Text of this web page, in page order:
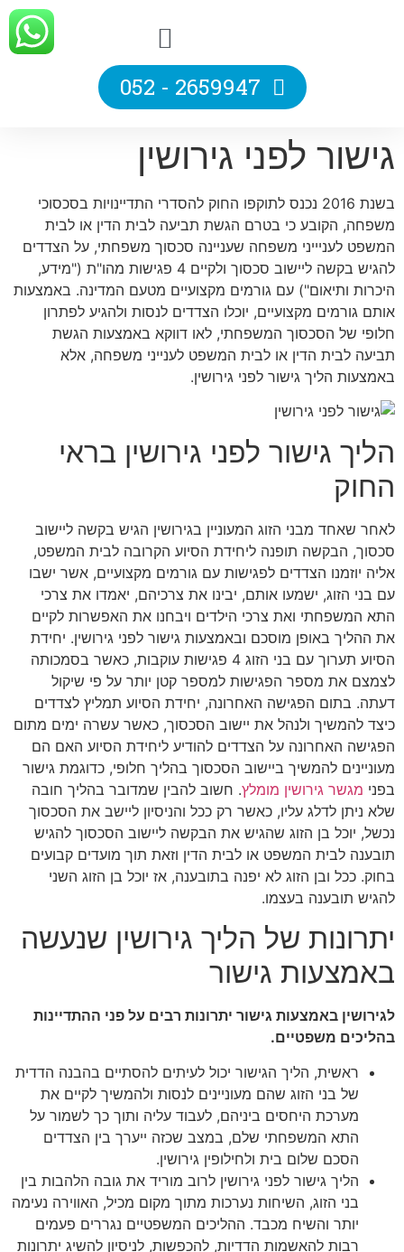
2659947 - 052
גישור לפני גירושין
בשנת 2016 נכנס לתוקפו החוק להסדרי התדיינויות בסכסוכי
משפחה, הקובע כי בטרם הגשת תביעה לבית הדין או לבית
המשפט לעניייני משפחה שעניינה סכסוך משפחתי, על הצדדים
להגיש בקשה ליישוב סכסוך ולקיים 4 פגישות מהו"ת ("מידע,
היכרות ותיאום") עם גורמים מקצועיים מטעם המדינה. באמצעות
אותם גורמים מקצועיים, יוכלו הצדדים לנסות ולהגיע לפתרון
חלופי של הסכסוך המשפחתי, לאו דווקא באמצעות הגשת
תביעה לבית הדין או לבית המשפט לענייני משפחה, אלא
באמצעות הליך גישור לפני גירושין.
הליך גישור לפני גירושין בראי
החוק
לאחר שאחד מבני הזוג המעוניין בגירושין הגיש בקשה ליישוב
סכסוך, הבקשה תופנה ליחידת הסיוע הקרובה לבית המשפט,
אליה יוזמנו הצדדים לפגישות עם גורמים מקצועיים, אשר ישבו
עם בני הזוג, ישמעו אותם, יבינו את צרכיהם, יאמדו את צרכי
התא המשפחתי ואת צרכי הילדים ויבחנו את האפשרות לקיים
את ההליך באופן מוסכם ובאמצעות גישור לפני גירושין. יחידת
הסיוע תערוך עם בני הזוג 4 פגישות עוקבות, כאשר בסמכותה
לצמצם את מספר הפגישות למספר קטן יותר על פי שיקול
דעתה. בתום הפגישה האחרונה, יחידת הסיוע תמליץ לצדדים
כיצד להמשיך ולנהל את יישוב הסכסוך, כאשר עשרה ימים מתום
הפגישה האחרונה על הצדדים להודיע ליחידת הסיוע האם הם
מעוניינים להמשיך ביישוב הסכסוך בהליך חלופי, כדוגמת גישור
בפני מגשר גירושין מומלץ. חשוב להבין שמדובר בהליך חובה
שלא ניתן לדלג עליו, כאשר רק ככל והניסיון ליישב את הסכסוך
נכשל, יוכל בן הזוג שהגיש את הבקשה ליישוב הסכסוך להגיש
תובענה לבית המשפט או לבית הדין וזאת תוך מועדים קבועים
בחוק. ככל ובן הזוג לא יפנה בתובענה, אז יוכל בן הזוג השני
להגיש תובענה בעצמו.
יתרונות של הליך גירושין שנעשה
באמצעות גישור
לגירושין באמצעות גישור יתרונות רבים על פני ההתדיינות
בהליכים משפטיים.
ראשית, הליך הגישור יכול לעיתים להסתיים בהבנה הדדית
של בני הזוג שהם מעוניינים לנסות ולהמשיך לקיים את
מערכת היחסים ביניהם, לעבוד עליה ותוך כך לשמור על
התא המשפחתי שלם, במצב שכזה ייערך בין הצדדים
הסכם שלום בית ולחילופין גירושין.
הליך גישור לפני גירושין לרוב מוריד את גובה הלהבות בין
בני הזוג, השיחות נערכות מתוך מקום מכיל, האווירה נעימה
יותר והשיח מכבד. ההליכים המשפטיים נגררים פעמים
רבות להאשמות הדדיות, להכפשות, לניסיון להשיג יתרונות